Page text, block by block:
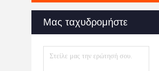
Μας ταχυδρομήστε